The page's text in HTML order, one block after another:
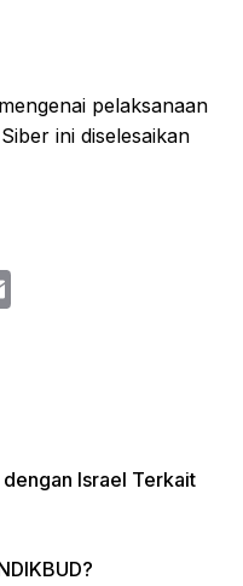
pelaksanaan
ini diselesaikan
Israel Terkait